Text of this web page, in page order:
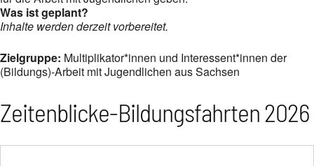
Was ist geplant?
Inhalte werden derzeit vorbereitet.
Zielgruppe: Multiplikator*innen und Interessent*innen der
(Bildungs)-Arbeit mit Jugendlichen aus Sachsen
Zeitenblicke-Bildungsfahrten 2026